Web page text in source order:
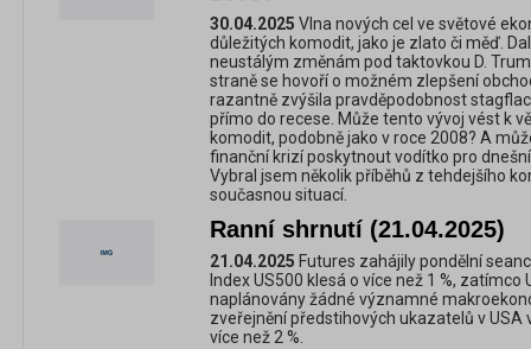
30.04.2025 Vlna nových cel ve světové
důležitých komodit, jako je zlato či měď.
neustálým změnám pod taktovkou D.
straně se hovoří o možném zlepšení
razantně zvýšila pravděpodobnost
přímo do recese. Může tento vývoj vést k
komodit, podobně jako v roce 2008? A
finanční krizí poskytnout vodítko pro
Vybral jsem několik příběhů z tehdejšího
současnou situací.
Ranní shrnutí (21.04.2025)
21.04.2025 Futures zahájily pondělní
Index US500 klesá o více než 1 %, zatímco
naplánovány žádné významné
zveřejnění předstihových ukazatelů v USA
více než 2 %.